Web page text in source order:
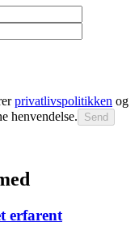
privatlivspolitikken og
henvendelse.
Send
erfarent